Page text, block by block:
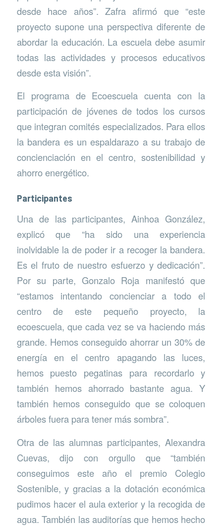
desde hace años”. Zafra afirmó que “este
proyecto supone una perspectiva diferente de
abordar la educación. La escuela debe asumir
todas las actividades y procesos educativos
desde esta visión”.
El programa de Ecoescuela cuenta con la
participación de jóvenes de todos los cursos
que integran comités especializados. Para ellos
la bandera es un espaldarazo a su trabajo de
concienciación en el centro, sostenibilidad y
ahorro energético.
Participantes
Una de las participantes, Ainhoa González,
explicó que “ha sido una experiencia
inolvidable la de poder ir a recoger la bandera.
Es el fruto de nuestro esfuerzo y dedicación”.
Por su parte, Gonzalo Roja manifestó que
“estamos intentando concienciar a todo el
centro de este pequeño proyecto, la
ecoescuela, que cada vez se va haciendo más
grande. Hemos conseguido ahorrar un 30% de
energía en el centro apagando las luces,
hemos puesto pegatinas para recordarlo y
también hemos ahorrado bastante agua. Y
también hemos conseguido que se coloquen
árboles fuera para tener más sombra”.
Otra de las alumnas participantes, Alexandra
Cuevas, dijo con orgullo que “también
conseguimos este año el premio Colegio
Sostenible, y gracias a la dotación económica
pudimos hacer el aula exterior y la recogida de
agua. También las auditorías que hemos hecho